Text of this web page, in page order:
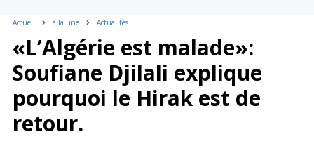
Accueil à la une Actualités
«L’Algérie est malade»:
Soufiane Djilali explique
pourquoi le Hirak est de
retour.